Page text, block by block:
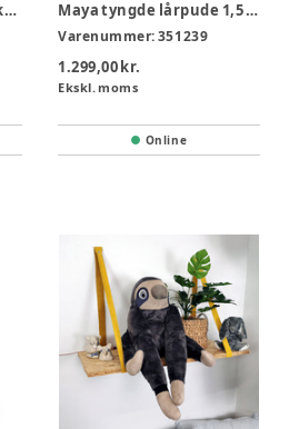
Maya tyngde lårpude 3 kg - Lille
Maya tyngde lårpude 1,5 kg - Mini
Varenummer:351239
1.299,00 kr.
Ekskl. moms
Online